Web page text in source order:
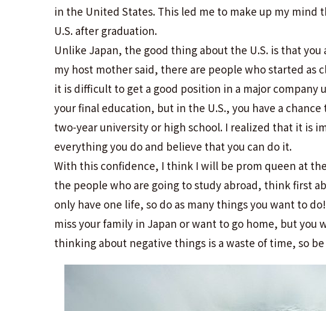
in the United States. This led me to make up my
U.S. after graduation.
Unlike Japan, the good thing about the U.S. is that
my host mother said, there are people who started as
it is difficult to get a good position in a major company
your final education, but in the U.S., you have a
two-year university or high school. I realized that it is
everything you do and believe that you can do it.
With this confidence, I think I will be prom
the people who are going to study abroad, think first
only have one life, so do as many things you want to
miss your family in Japan or want to go home, but you
thinking about negative things is a waste of time, so